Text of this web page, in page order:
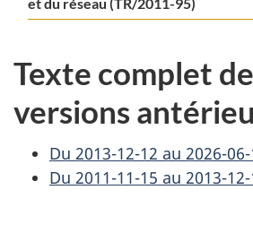
Texte complet
versions
Du 2013-12-12 au 2026-
Du 2011-11-15 au 2013-12-